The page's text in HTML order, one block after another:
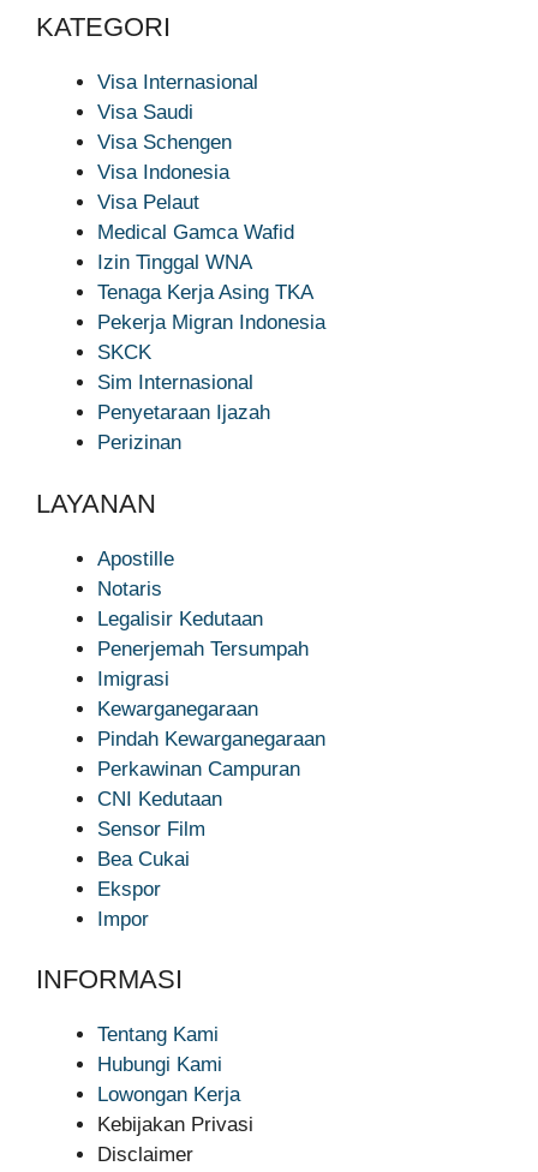
KATEGORI
Visa Internasional
Visa Saudi
Visa Schengen
Visa Indonesia
Visa Pelaut
Medical Gamca Wafid
Izin Tinggal WNA
Tenaga Kerja Asing TKA
Pekerja Migran Indonesia
SKCK
Sim Internasional
Penyetaraan Ijazah
Perizinan
LAYANAN
Apostille
Notaris
Legalisir Kedutaan
Penerjemah Tersumpah
Imigrasi
Kewarganegaraan
Pindah Kewarganegaraan
Perkawinan Campuran
CNI Kedutaan
Sensor Film
Bea Cukai
Ekspor
Impor
INFORMASI
Tentang Kami
Hubungi Kami
Lowongan Kerja
Kebijakan Privasi
Disclaimer